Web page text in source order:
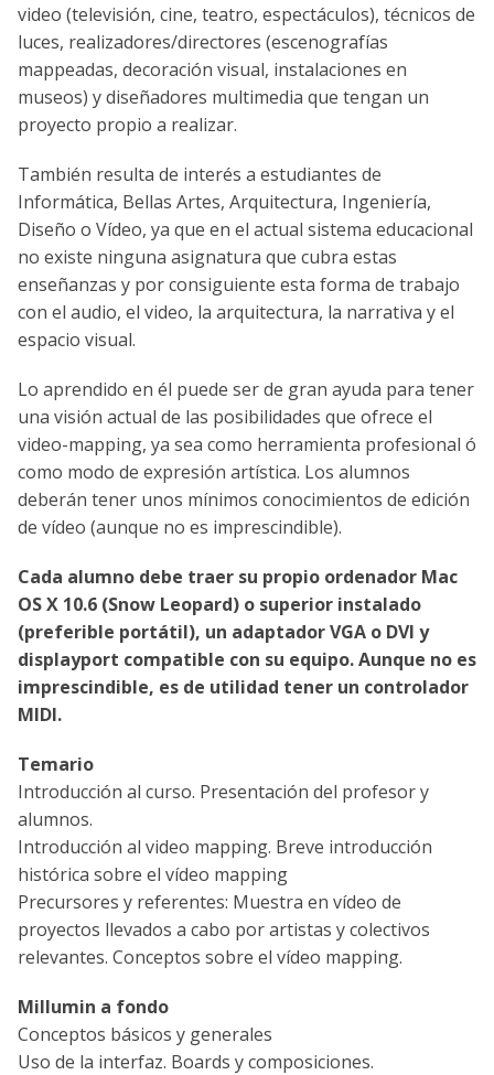
video (televisión, cine, teatro, espectáculos), técnicos de
luces, realizadores/directores (escenografías
mappeadas, decoración visual, instalaciones en
museos) y diseñadores multimedia que tengan un
proyecto propio a realizar.
También resulta de interés a estudiantes de
Informática, Bellas Artes, Arquitectura, Ingenierí­a,
Diseño o Ví­deo, ya que en el actual sistema educacional
no existe ninguna asignatura que cubra estas
enseñanzas y por consiguiente esta forma de trabajo
con el audio, el video, la arquitectura, la narrativa y el
espacio visual.
Lo aprendido en él puede ser de gran ayuda para tener
una visión actual de las posibilidades que ofrece el
video-mapping, ya sea como herramienta profesional ó
como modo de expresión artí­stica. Los alumnos
deberán tener unos mínimos conocimientos de edición
de vídeo (aunque no es imprescindible).
Cada alumno debe traer su propio ordenador Mac
OS X 10.6 (Snow Leopard) o superior instalado
(preferible portátil), un adaptador VGA o DVI y
displayport compatible con su equipo. Aunque no es
imprescindible, es de utilidad tener un controlador
MIDI.
Temario
Introducción al curso. Presentación del profesor y
alumnos.
Introducción al video mapping. Breve introducción
histórica sobre el vídeo mapping
Precursores y referentes: Muestra en vídeo de
proyectos llevados a cabo por artistas y colectivos
relevantes. Conceptos sobre el vídeo mapping.
Millumin a fondo
Conceptos básicos y generales
Uso de la interfaz. Boards y composiciones.